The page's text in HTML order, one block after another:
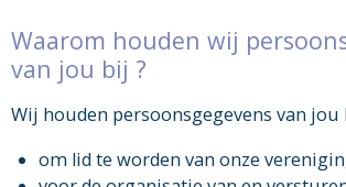
Waarom houden wij
van jou bij ?
Wij houden persoonsgegevens van jou
om lid te worden van onze